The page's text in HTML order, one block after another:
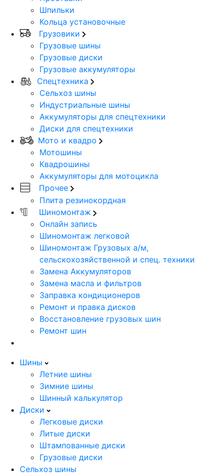
Шпильки
Кольца установочные
Грузовики
Грузовые шины
Грузовые диски
Грузовые аккумуляторы
Спецтехника
Сельхоз шины
Индустриальные шины
Аккумуляторы для спецтехники
Диски для спецтехники
Мото и квадро
Мотошины
Квадрошины
Аккумуляторы для мотоцикла
Прочее
Плита резинокордная
Шиномонтаж
Онлайн запись
Шиномонтаж легковой
Шиномонтаж Грузовых а/м,
сельскохозяйственной и спец. техники
Замена Аккумуляторов
Замена масла и фильтров
Заправка кондиционеров
Ремонт и правка дисков
Восстановление грузовых шин
Ремонт шин
Шины
Летние шины
Зимние шины
Шинный калькулятор
Диски
Легковые диски
Литые диски
Штампованные диски
Грузовые диски
Сельхоз шины